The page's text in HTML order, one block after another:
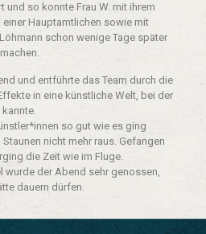
so konnte Frau W. mit ihrem
einer Hauptamtlichen sowie mit
schon wenige Tage später
und entführte das Team durch die
in eine künstliche Welt, bei der
kannte.
so gut wie es ging
nicht mehr raus. Gefangen
die Zeit wie im Fluge.
wurde der Abend sehr genossen,
dauern dürfen.